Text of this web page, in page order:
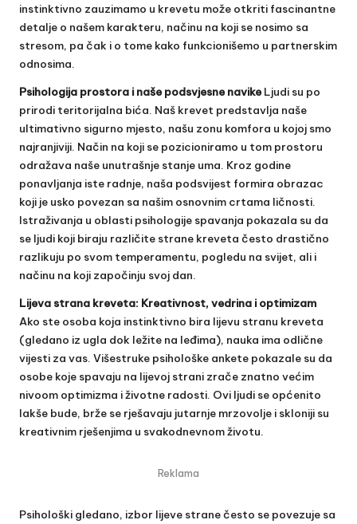
instinktivno zauzimamo u krevetu može otkriti fascinantne
detalje o našem karakteru, načinu na koji se nosimo sa
stresom, pa čak i o tome kako funkcionišemo u partnerskim
odnosima.
Psihologija prostora i naše podsvjesne navikeLjudi su po
prirodi teritorijalna bića. Naš krevet predstavlja naše
ultimativno sigurno mjesto, našu zonu komfora u kojoj smo
najranjiviji. Način na koji se pozicioniramo u tom prostoru
odražava naše unutrašnje stanje uma. Kroz godine
ponavljanja iste radnje, naša podsvijest formira obrazac
koji je usko povezan sa našim osnovnim crtama ličnosti.
Istraživanja u oblasti psihologije spavanja pokazala su da
se ljudi koji biraju različite strane kreveta često drastično
razlikuju po svom temperamentu, pogledu na svijet, ali i
načinu na koji započinju svoj dan.
Lijeva strana kreveta: Kreativnost, vedrina i optimizam
Ako ste osoba koja instinktivno bira lijevu stranu kreveta
(gledano iz ugla dok ležite na leđima), nauka ima odlične
vijesti za vas. Višestruke psihološke ankete pokazale su da
osobe koje spavaju na lijevoj strani zrače znatno većim
nivoom optimizma i životne radosti. Ovi ljudi se općenito
lakše bude, brže se rješavaju jutarnje mrzovolje i skloniji su
kreativnim rješenjima u svakodnevnom životu.
Reklama
Psihološki gledano, izbor lijeve strane često se povezuje sa